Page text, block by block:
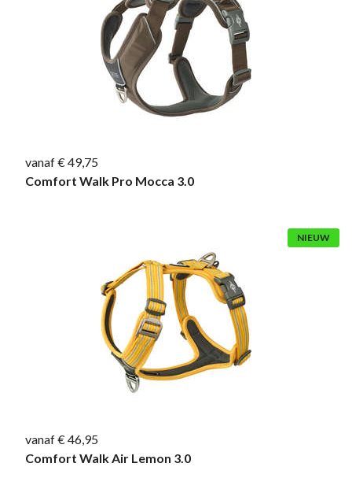
vanaf € 49,75
Comfort Walk Pro Mocca 3.0
NIEUW
vanaf € 46,95
Comfort Walk Air Lemon 3.0